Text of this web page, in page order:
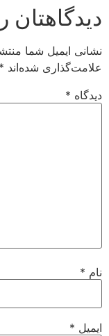
دیدگاهتان
نشانی ایمیل شما
علامت‌گذاری شده‌اند *
دیدگاه *
نام *
ایمیل *